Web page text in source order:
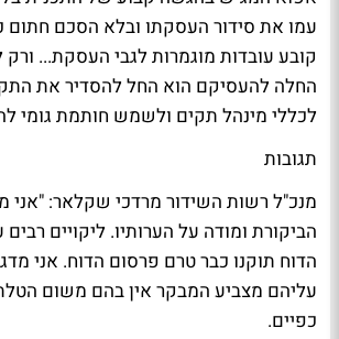
עמו את סידור העסקתו ובלא הסכם חתום
קובע עובדות מוגמרות לגבי העסקת...
החלה להעסיקם הוא החל להסדיר את
לכללי מינהל תקים ולשמש חותמת גומי
תגובות
מנכ"ל רשות השידור מרדכי שקלאר:"אני
הביקורת ומודה על הערותיו. ליקויים
הדוח תוקנו כבר טרם פרסום הדוח. אני
עליהם מצביע המבקר אין בהם משום הטלת
כפיים.